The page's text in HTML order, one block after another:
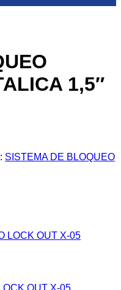
1,5″
SISTEMA DE BLOQUEO